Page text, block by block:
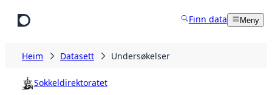
Finn data Meny
Heim Datasett Undersøkelser
Sokkeldirektoratet